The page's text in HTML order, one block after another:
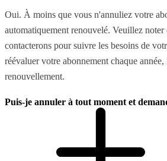
Oui. À moins que vous n'annuliez votre
automatiquement renouvelé. Veuillez noter
contacterons pour suivre les besoins de
réévaluer votre abonnement chaque
renouvellement.
Puis-je annuler à tout moment et